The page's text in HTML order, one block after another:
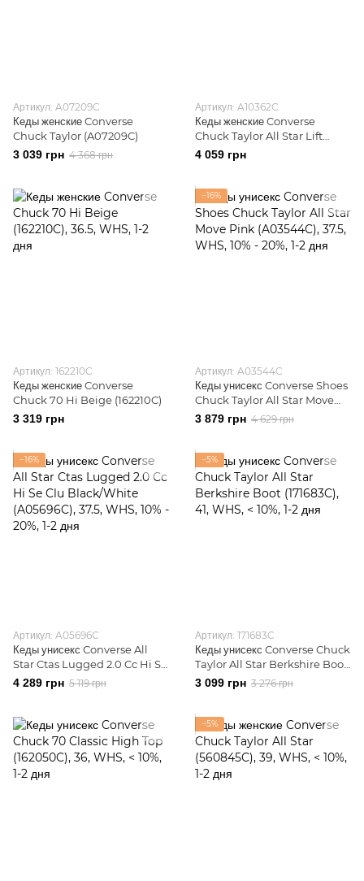
Артикул: A07209C
Кеды женские Converse
Chuck Taylor (A07209C)
3 039 грн 4 368 грн
Артикул: A10362C
Кеды женские Converse
Chuck Taylor All Star Lift
Brown (A10362C)
4 059 грн
Артикул: 162210C
Кеды женские Converse
Chuck 70 Hi Beige (162210C)
3 319 грн
−16%
Артикул: A03544C
Кеды унисекс Converse Shoes
Chuck Taylor All Star Move
Pink (A03544C)
3 879 грн 4 629 грн
−16%
Артикул: A05696C
Кеды унисекс Converse All
Star Ctas Lugged 2.0 Cc Hi Se
Clu Black/White (A05696C)
4 289 грн 5 119 грн
−5%
Артикул: 171683C
Кеды унисекс Converse Chuck
Taylor All Star Berkshire Boot
(171683C)
3 099 грн 3 276 грн
−5%